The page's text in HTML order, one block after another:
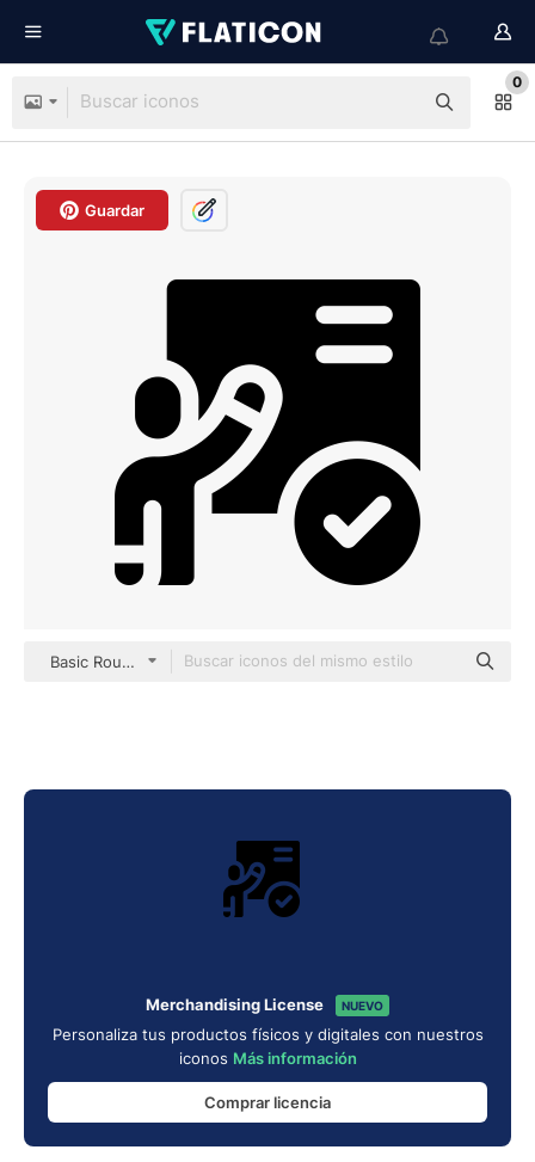
0
Guardar
Basic Rounded Filled
Merchandising License NUEVO
Personaliza tus productos físicos y digitales con nuestros
iconos Más información
Comprar licencia